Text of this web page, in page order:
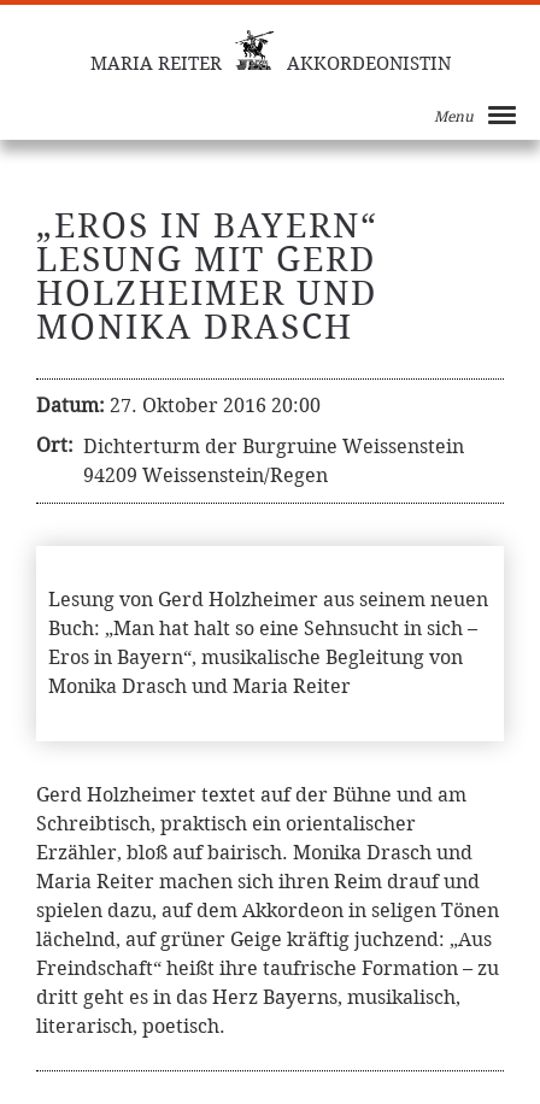
MARIA REITER AKKORDEONISTIN
Menu
„EROS IN BAYERN“
LESUNG MIT GERD
HOLZHEIMER UND
MONIKA DRASCH
Datum: 27. Oktober 2016 20:00
Ort: Dichterturm der Burgruine Weissenstein
94209 Weissenstein/Regen
Lesung von Gerd Holzheimer aus seinem neuen
Buch: „Man hat halt so eine Sehnsucht in sich –
Eros in Bayern“, musikalische Begleitung von
Monika Drasch und Maria Reiter
Gerd Holzheimer textet auf der Bühne und am
Schreibtisch, praktisch ein orientalischer
Erzähler, bloß auf bairisch. Monika Drasch und
Maria Reiter machen sich ihren Reim drauf und
spielen dazu, auf dem Akkordeon in seligen Tönen
lächelnd, auf grüner Geige kräftig juchzend: „Aus
Freindschaft“ heißt ihre taufrische Formation – zu
dritt geht es in das Herz Bayerns, musikalisch,
literarisch, poetisch.